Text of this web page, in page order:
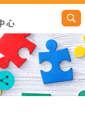
略過字型切換